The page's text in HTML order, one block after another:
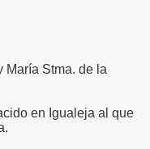
María Stma. de la
en Igualeja al que